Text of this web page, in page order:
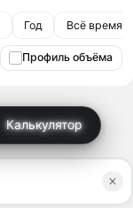
Год Всё время
Профиль объёма
Калькулятор